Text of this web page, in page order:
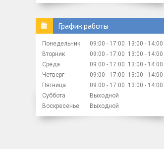
График работы
Понедельник 09:00 17:00 13:00
14:00
Вторник
09:00 17:00 13:00
14:00
Среда
09:00 17:00 13:00
14:00
Четверг
09:00 17:00 13:00
14:00
Пятница
09:00 17:00 13:00
14:00
Суббота
Выходной
Воскресенье
Выходной